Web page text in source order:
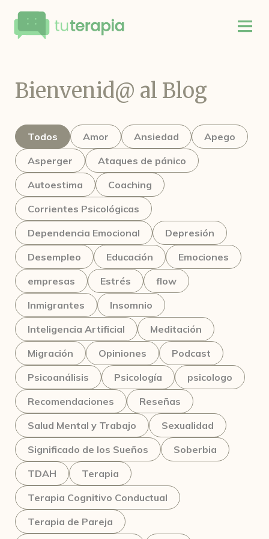
Bienvenid@ al Blog
Todos Amor Ansiedad
Apego
Asperger
Ataques de pánico
Autoestima
Coaching
Corrientes Psicológicas
Dependencia Emocional
Depresión
Desempleo
Educación
Emociones
empresas
Estrés
flow
Inmigrantes
Insomnio
Inteligencia Artificial
Meditación
Migración
Opiniones
Podcast
Psicoanálisis
Psicología
psicologo
Recomendaciones
Reseñas
Salud Mental y Trabajo
Sexualidad
Significado de los Sueños
Soberbia
TDAH
Terapia
Terapia Cognitivo Conductual
Terapia de Pareja